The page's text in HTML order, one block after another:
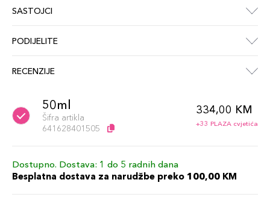
SASTOJCI
PODIJELITE
RECENZIJE
50ml
Šifra artikla
641628401505
334,00 KM
+33 PLAZA cvjetića
Dostupno. Dostava: 1 do 5 radnih dana
Besplatna dostava za narudžbe preko 100,00 KM